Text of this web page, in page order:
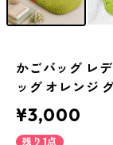
かごバッグ レ
ッグ オレンジ
¥3,000
残り1点